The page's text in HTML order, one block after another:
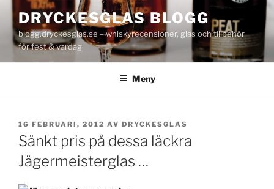
innehåll
DRYCKESGLAS BLOGG
blogg.dryckesglas.se – whiskyrecensioner, glas och tillbehör
för fest & vardag
Meny
PUBLICERAT
16 FEBRUARI, 2012 AV DRYCKESGLAS
Sänkt pris på dessa läckra
Jägermeisterglas …